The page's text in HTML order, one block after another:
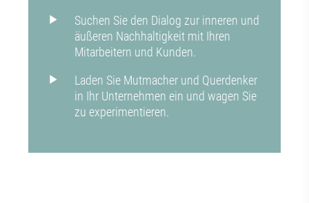
Suchen Sie den Dialog zur inneren und
äußeren Nachhaltigkeit mit Ihren
Mitarbeitern und Kunden.
Laden Sie Mutmacher und Querdenker
in Ihr Unternehmen ein und wagen Sie
zu experimentieren.